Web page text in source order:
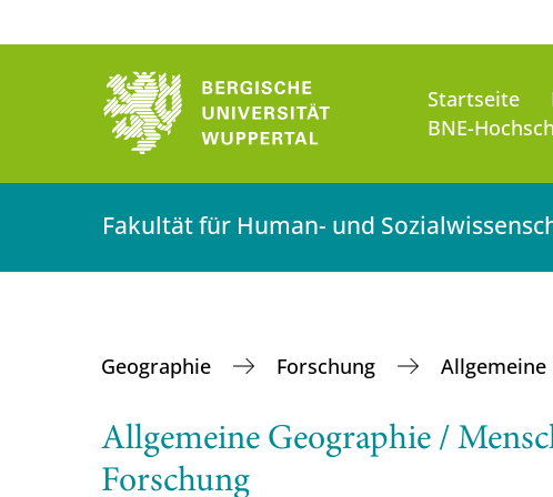
Startseite
BNE-
Fakultät für Human- und
Geographie Forschung Allgemeine
Allgemeine Geographie /
Forschung